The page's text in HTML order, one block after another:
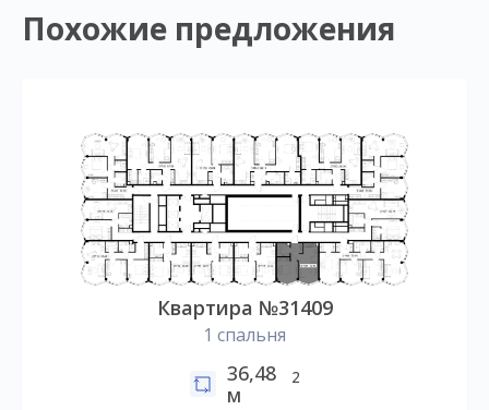
Похожие предложения
Квартира №31409
1 спальня
36,48
м
2